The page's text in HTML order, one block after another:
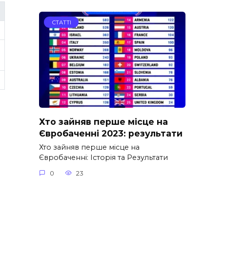
СТАТТІ
Хто зайняв перше місце на
Євробаченні 2023: результати
Хто зайняв перше місце на
Євробаченні: Історія та Результати
0 23